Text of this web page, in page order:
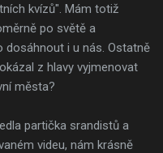
kvízů". Mám totiž
po světě a
dosáhnout i u nás. Ostatně
z hlavy vyjmenovat
města?
partička srandistů a
videu, nám krásně